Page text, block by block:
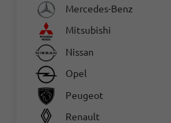
Mercedes-Benz
Mitsubishi
Nissan
Opel
Peugeot
Renault